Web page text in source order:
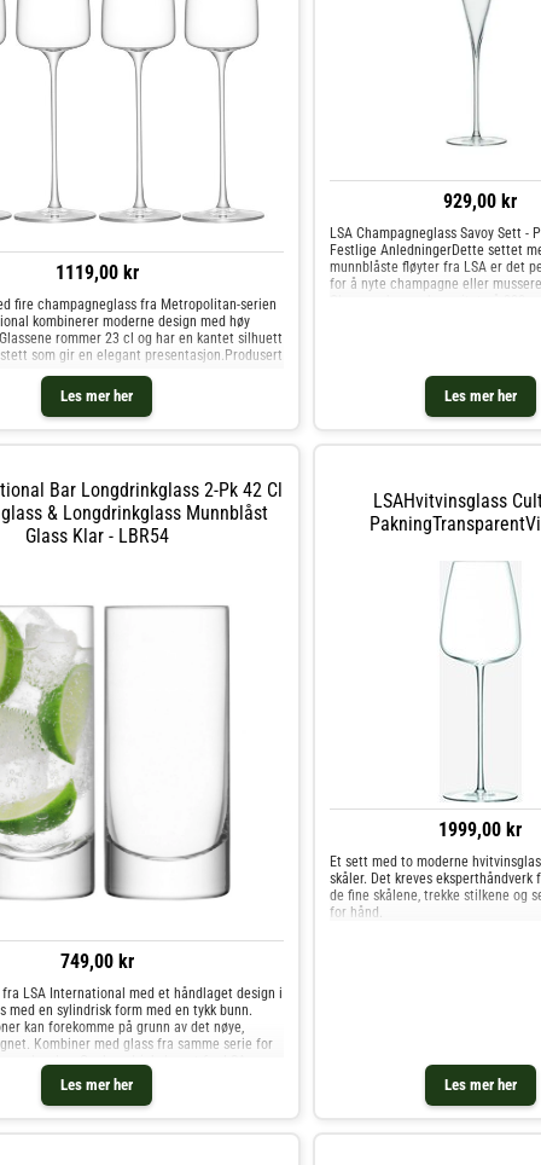
1119,00 kr
Les mer her
fire champagneglass fra Metropolitan-serien
kombinerer moderne design med høy
rommer 23 cl og har en kantet silhuett
som gir en elegant presentasjon.Produsert
929,00 kr
Les mer her
LSA Champagneglass Savoy Sett -
Festlige AnledningerDette settet
munnblåste fløyter fra LSA er det
for å nyte champagne eller
forsterker boblene og gir en
effekt når de beveger seg opp i
Champagneglass Savoy Sett er
spesiell anledning eller bare for å
selv bort, vil dette settet med to
fra LSA legge til en ekstra touch
Bar Longdrinkglass 2-Pk 42 Cl
& Longdrinkglass Munnblåst
Glass Klar - LBR54
749,00 kr
Les mer her
LSA International med et håndlaget design i
med en sylindrisk form med en tykk bunn.
kan forekomme på grunn av det nøye,
Kombiner med glass fra samme serie for
Om longdrinkglasset fra LSA
form.- Håndlaget design.- Tykk bunn.-
glass.- Selges i en 2-pakning.
for longdrinkglasset- Håndvask
LSAHvitvinsglass
1999,00 kr
Les mer her
Et sett med to moderne
skåler. Det kreves eksperthåndverk
de fine skålene, trekke stilkene og
for hånd.